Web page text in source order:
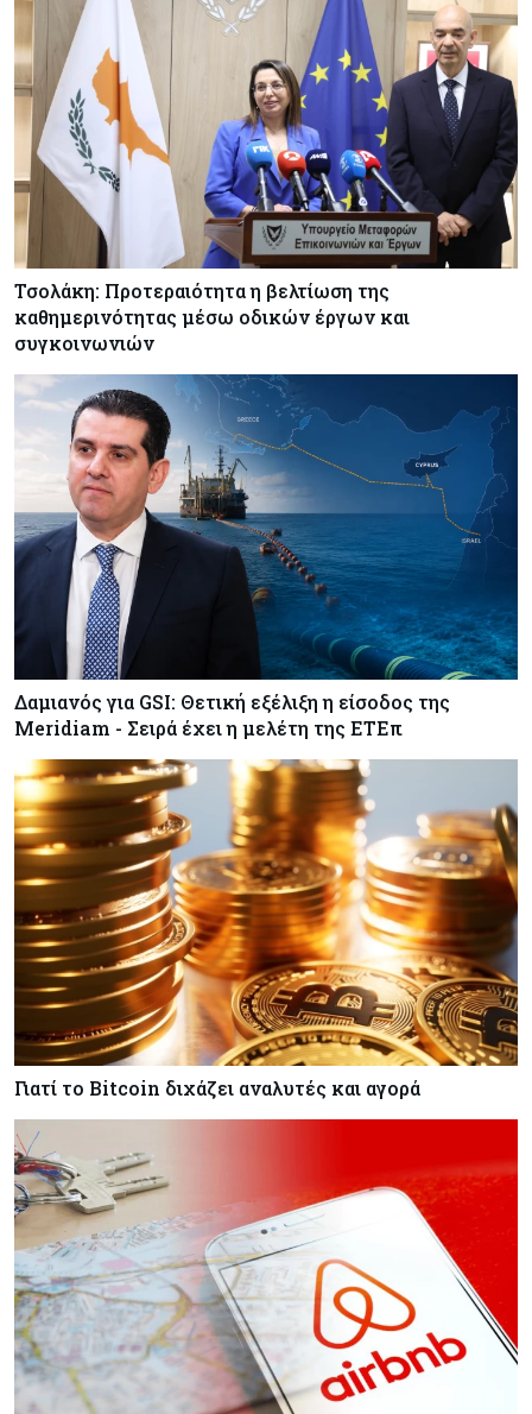
Τσολάκη: Προτεραιότητα η βελτίωση της
καθημερινότητας μέσω οδικών έργων και
συγκοινωνιών
Δαμιανός για GSI: Θετική εξέλιξη η είσοδος της
Meridiam - Σειρά έχει η μελέτη της ΕΤΕπ
Γιατί το Bitcoin διχάζει αναλυτές και αγορά